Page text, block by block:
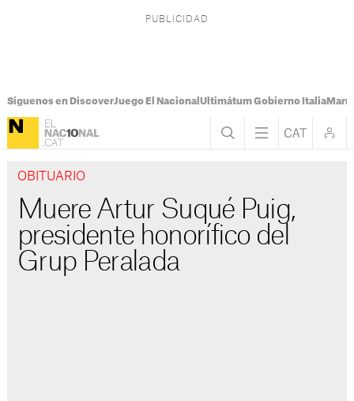
Síguenos en DiscoverJuego El Nacional Ultimátum Gobierno Italia
OBITUARIO
Muere Artur Suqué Puig,
presidente honorífico del
Grup Peralada